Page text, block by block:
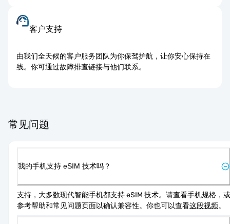
客户支持
由我们全天候的客户服务团队为你保驾护航，让你安心保持在
线。你可通过故障排查链接与他们联系。
常见问题
我的手机支持 eSIM 技术吗？
支持，大多数现代智能手机都支持 eSIM 技术。请查看手机规格，或
参考帮助和常见问题页面以确认兼容性。你也可以查看这段视频。